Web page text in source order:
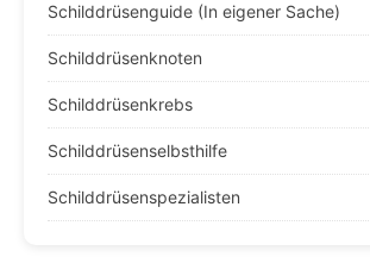
Schilddrüsenguide (In eigener Sache)
Schilddrüsenknoten
Schilddrüsenkrebs
Schilddrüsenselbsthilfe
Schilddrüsenspezialisten